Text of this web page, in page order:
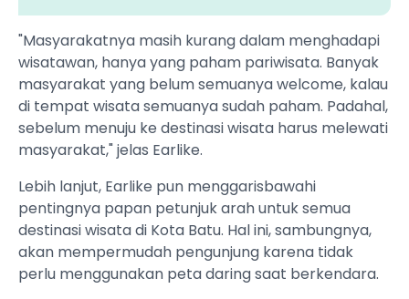
"Masyarakatnya masih kurang dalam menghadapi
wisatawan, hanya yang paham pariwisata. Banyak
masyarakat yang belum semuanya welcome, kalau
di tempat wisata semuanya sudah paham. Padahal,
sebelum menuju ke destinasi wisata harus melewati
masyarakat," jelas Earlike.
Lebih lanjut, Earlike pun menggarisbawahi
pentingnya papan petunjuk arah untuk semua
destinasi wisata di Kota Batu. Hal ini, sambungnya,
akan mempermudah pengunjung karena tidak
perlu menggunakan peta daring saat berkendara.